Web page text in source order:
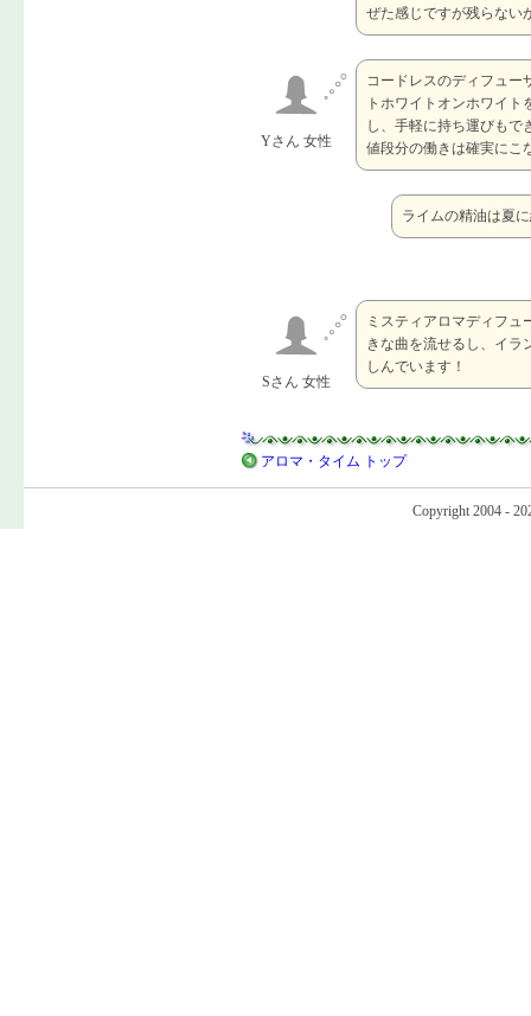
ぜた感じですが残らない
Yさん 女性
コードレスのディフュー
トホワイトオンホワイ
し、手軽に持ち運びも
値段分の働きは確実にこ
ライムの精油は夏
Sさん 女性
ミスティアロマディフュ
きな曲を流せるし、イラ
しんでいます！
アロマ・タイム トップ
Copyright 2004 -